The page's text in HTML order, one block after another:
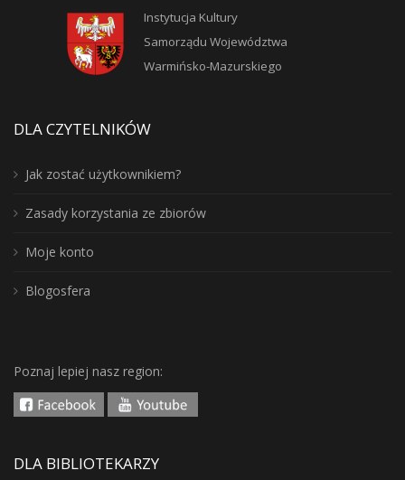
Instytucja Kultury
Samorządu Województwa
Warmińsko-Mazurskiego
DLA CZYTELNIKÓW
Jak zostać użytkownikiem?
Zasady korzystania ze zbiorów
Moje konto
Blogosfera
Poznaj lepiej nasz region:
DLA BIBLIOTEKARZY